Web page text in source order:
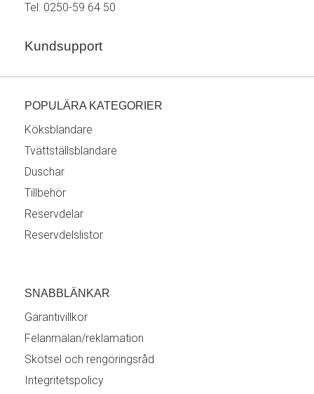
Tel: 0250-59 64 50
Kundsupport
POPULÄRA KATEGORIER
Köksblandare
Tvättställsblandare
Duschar
Tillbehör
Reservdelar
Reservdelslistor
SNABBLÄNKAR
Garantivillkor
Felanmälan/reklamation
Skötsel och rengöringsråd
Integritetspolicy